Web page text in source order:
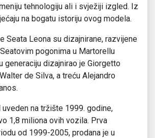
tehnologiju ali i svježiji izgled. Iz
na bogatu istoriju ovog modela.
Seata Leona su dizajnirane, razvijene
pogonima u Martorellu
generaciju dizajnirao je Giorgetto
de Silva, a treću Alejandro
na tržište 1999. godine,
1,8 miliona ovih vozila. Prva
od 1999-2005, prodana je u